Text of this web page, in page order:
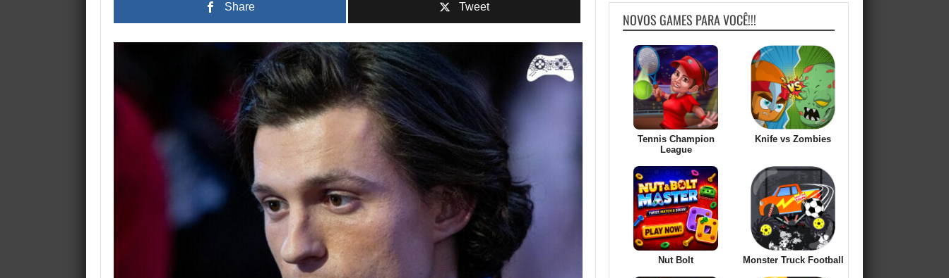
Share Tweet
NOVOS GAMES PARA VOCÊ!!!
Tennis Champion
League
Knife vs Zombies
Nut Bolt Monster Truck Football